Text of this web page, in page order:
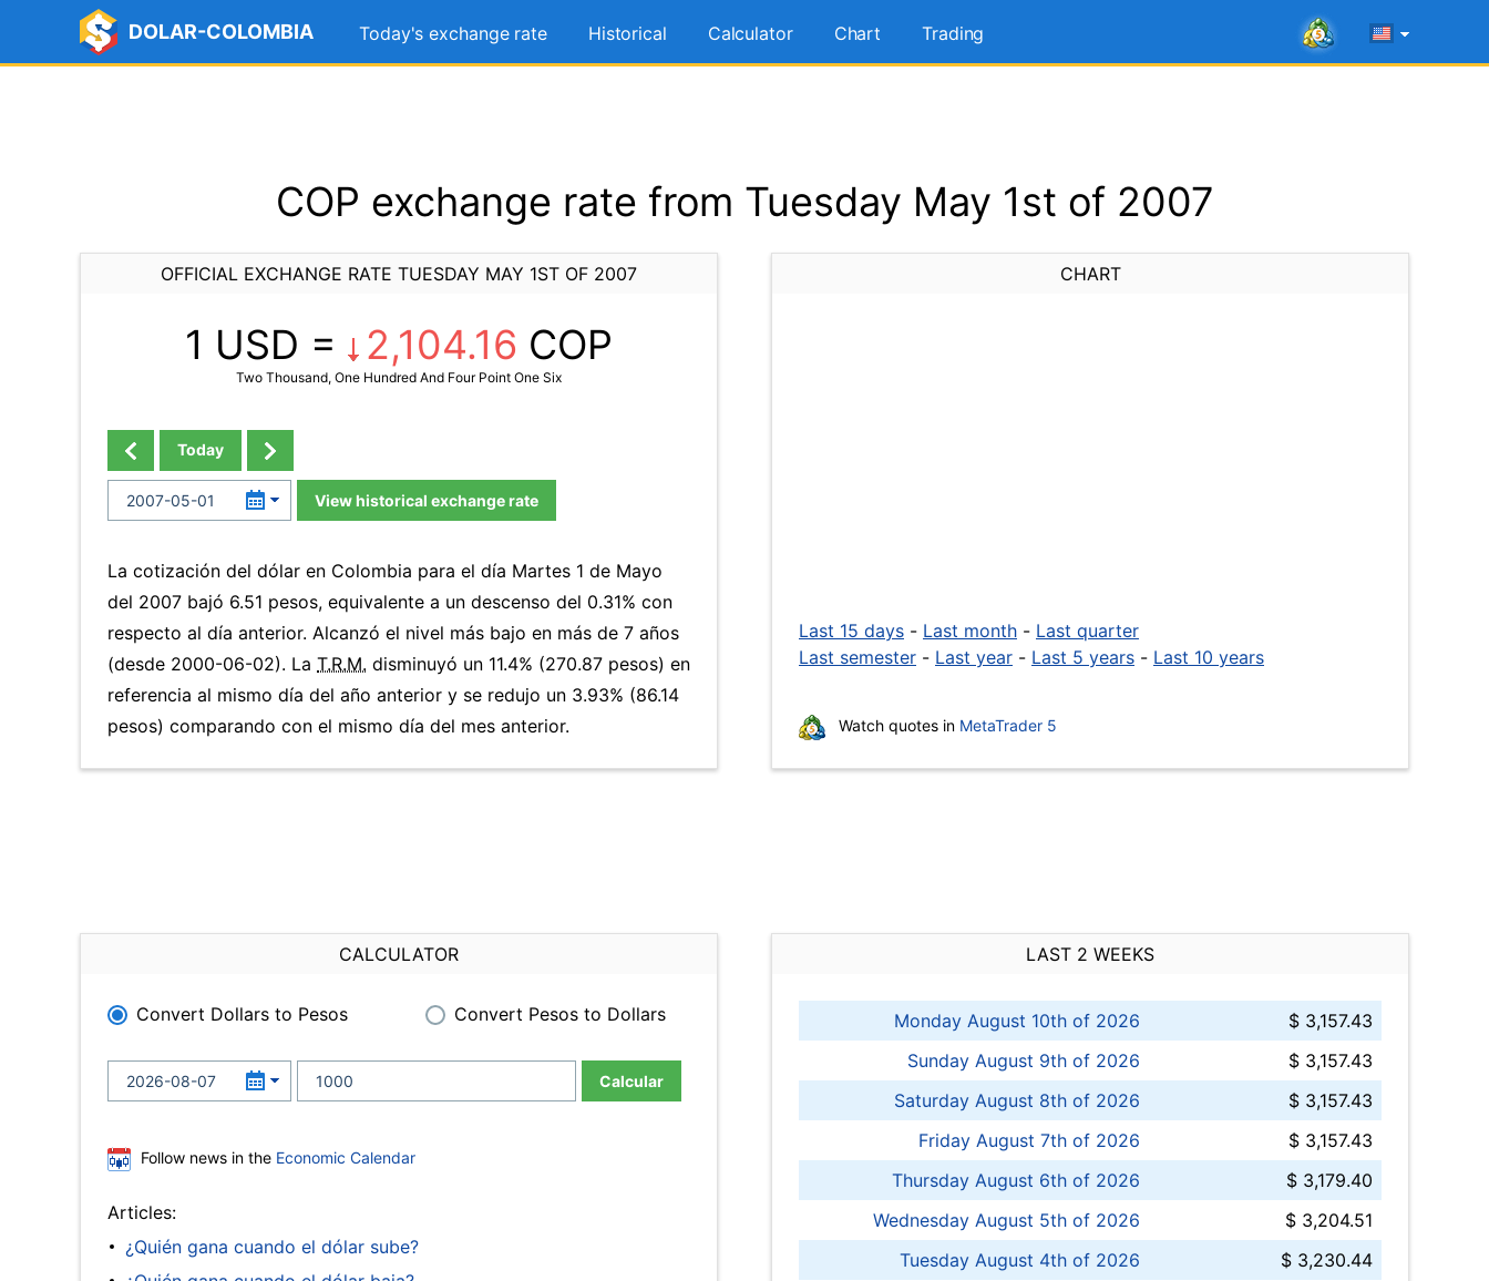
DOLAR-COLOMBIA Today's exchange rate Historical Calculator Chart Trading
COP exchange rate from Tuesday May 1st of 2007
OFFICIAL EXCHANGE RATE TUESDAY MAY 1ST OF 2007
1 USD = 2,104.16 COP
Two Thousand, One Hundred And Four Point One Six
Today
View historical exchange rate
La cotización del dólar en Colombia para el día Martes 1 de Mayo
del 2007 bajó 6.51 pesos, equivalente a un descenso del 0.31% con
respecto al día anterior. Alcanzó el nivel más bajo en más de 7 años
(desde 2000-06-02). La T.R.M. disminuyó un 11.4% (270.87 pesos) en
referencia al mismo día del año anterior y se redujo un 3.93% (86.14
pesos) comparando con el mismo día del mes anterior.
CHART
Last 15 days - Last month - Last quarter
Last semester - Last year - Last 5 years - Last 10 years
Watch quotes in MetaTrader 5
CALCULATOR
Convert Dollars to Pesos Convert Pesos to Dollars
Calcular
Follow news in the Economic Calendar
Articles:
¿Quién gana cuando el dólar sube?
LAST 2 WEEKS
Monday August 10th of 2026
$ 3,157.43
Sunday August 9th of 2026
$ 3,157.43
Saturday August 8th of 2026
$ 3,157.43
Friday August 7th of 2026
$ 3,157.43
Thursday August 6th of 2026
$ 3,179.40
Wednesday August 5th of 2026
$ 3,204.51
Tuesday August 4th of 2026
$ 3,230.44